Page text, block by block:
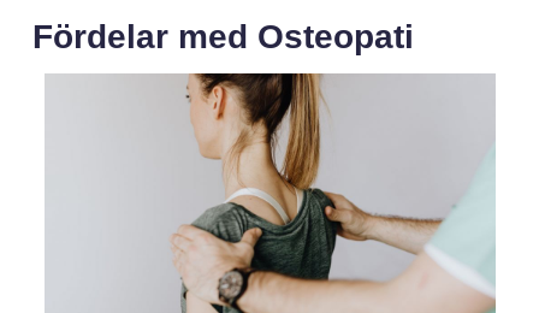
Fördelar med Osteopati